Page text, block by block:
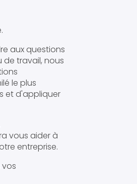
aux questions
de travail, nous
le plus
et d'appliquer
vous aider à
entreprise.